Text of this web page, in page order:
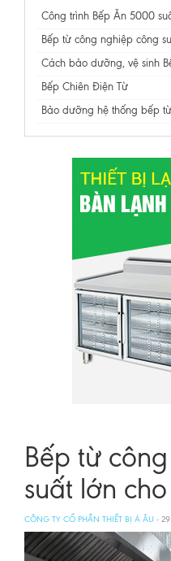
Công trình Bếp Ăn 5000
Bếp từ công nghiệp công
Cách bảo dưỡng, vệ sinh
Bếp Chiên Điện Từ
Bảo dưỡng hệ thống bếp
Bếp từ
suất lớn
CÔNG TY CỔ PHẦN THIẾT BỊ Á ÂU -